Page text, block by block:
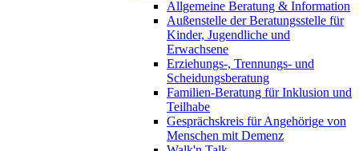
Allgemeine Beratung & Information
Außenstelle der Beratungsstelle für
Kinder, Jugendliche und
Erwachsene
Erziehungs-, Trennungs- und
Scheidungsberatung
Familien-Beratung für Inklusion und
Teilhabe
Gesprächskreis für Angehörige von
Menschen mit Demenz